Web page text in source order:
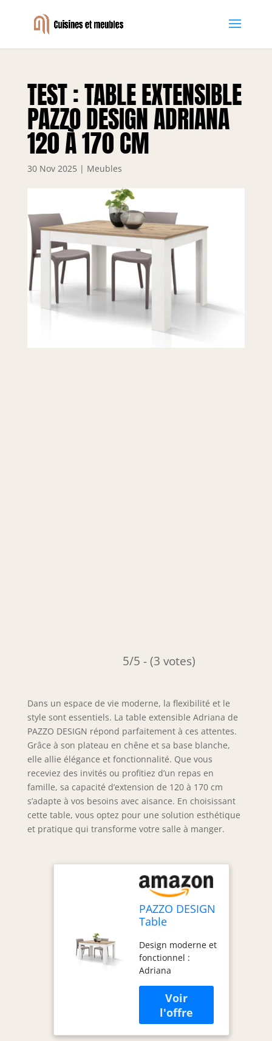
TEST : TABLE EXTENSIBLE
PAZZO DESIGN ADRIANA
120 À 170 CM
30 Nov 2025 | Meubles
5/5 - (3 votes)
Dans un espace de vie moderne, la flexibilité et le
style sont essentiels. La table extensible Adriana de
PAZZO DESIGN répond parfaitement à ces attentes.
Grâce à son plateau en chêne et sa base blanche,
elle allie élégance et fonctionnalité. Que vous
receviez des invités ou profitiez d’un repas en
famille, sa capacité d’extension de 120 à 170 cm
s’adapte à vos besoins avec aisance. En choisissant
cette table, vous optez pour une solution esthétique
et pratique qui transforme votre salle à manger.
PAZZO DESIGN
Table
Adriana,
plateau chêne
base blanche,
mélaminé de
120 à 170 -
id_1990
Design moderne et
fonctionnel :
Adriana
représente la
synthèse entre
design moderne et
fonctionnalité,
adapté aussi bien